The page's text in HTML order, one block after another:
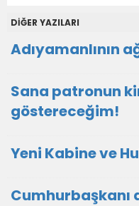
DİĞER YAZILARI
Adıyamanlının
Sana patronun
göstereceğim!
Yeni Kabine ve
Cumhurbaşkanı